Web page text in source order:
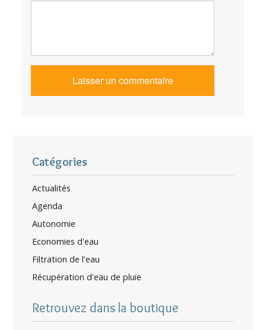
Catégories
Actualités
Agenda
Autonomie
Economies d'eau
Filtration de l'eau
Récupération d'eau de pluie
Retrouvez dans la boutique